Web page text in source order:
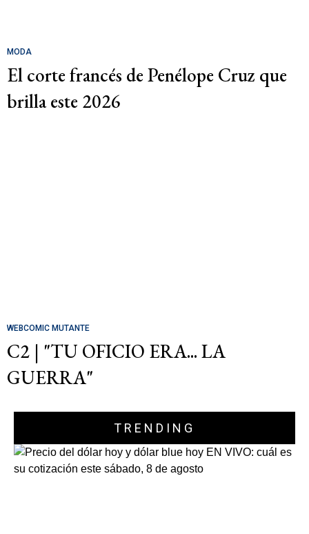
MODA
El corte francés de Penélope Cruz que
brilla este 2026
WEBCOMIC MUTANTE
C2 | "TU OFICIO ERA... LA
GUERRA"
TRENDING